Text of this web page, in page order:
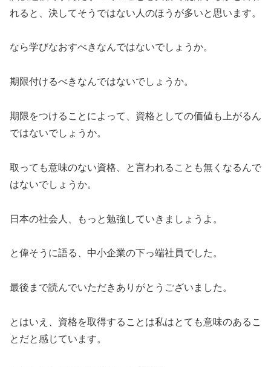
れると、決してそうではない人のほうが多いと思います。
なら学びなおすべきなんではないでしょうか。
期限付けるべきなんではないでしょうか。
期限をつけることによって、資格としての価値も上がるん
ではないでしょうか。
取っても意味のない資格、と言われることも無くなるんで
はないでしょうか。
日本の社会人、もっと勉強していきましょうよ。
と偉そうに語る、中小企業の下っ端社員でした。
最後まで読んでいただきありがとうございました。
とはいえ、資格を取得することは私はとても意味のあるこ
とだと感じています。